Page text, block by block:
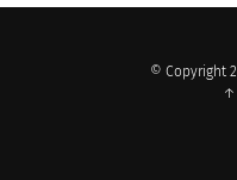
© Copyright
↑